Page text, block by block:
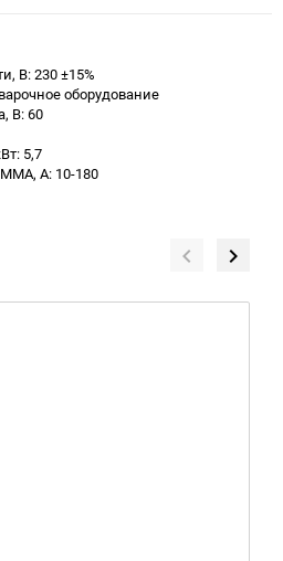
В: 230 ±15%
оборудование
В: 60
5,7
А: 10-180